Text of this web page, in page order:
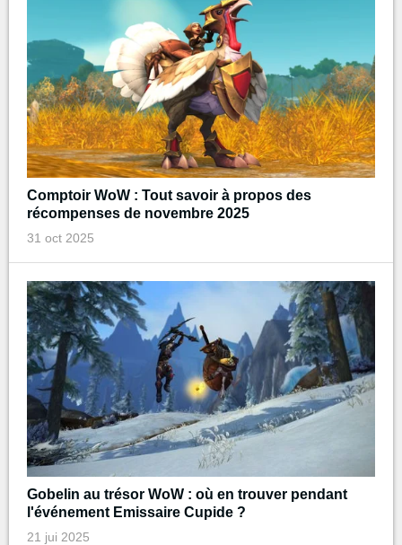
Comptoir WoW : Tout savoir à propos des
récompenses de novembre 2025
31 oct 2025
Gobelin au trésor WoW : où en trouver pendant
l'événement Emissaire Cupide ?
21 jui 2025